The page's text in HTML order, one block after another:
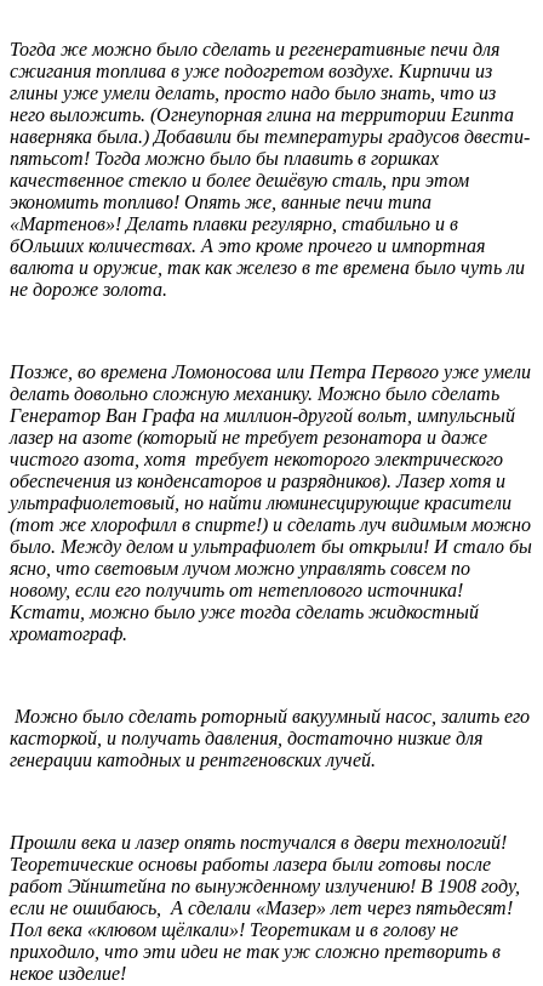
Тогда же можно было сделать и регенеративные печи для
сжигания топлива в уже подогретом воздухе. Кирпичи из
глины уже умели делать, просто надо было знать, что из
него выложить. (Огнеупорная глина на территории Египта
наверняка была.) Добавили бы температуры градусов двести-
пятьсот! Тогда можно было бы плавить в горшках
качественное стекло и более дешёвую сталь, при этом
экономить топливо! Опять же, ванные печи типа
«Мартенов»! Делать плавки регулярно, стабильно и в
бОльших количествах. А это кроме прочего и импортная
валюта и оружие, так как железо в те времена было чуть ли
не дороже золота.
Позже, во времена Ломоносова или Петра Первого уже умели
делать довольно сложную механику. Можно было сделать
Генератор Ван Графа на миллион-другой вольт, импульсный
лазер на азоте (который не требует резонатора и даже
чистого азота, хотя требует некоторого электрического
обеспечения из конденсаторов и разрядников). Лазер хотя и
ультрафиолетовый, но найти люминесцирующие красители
(тот же хлорофилл в спирте!) и сделать луч видимым можно
было. Между делом и ультрафиолет бы открыли! И стало бы
ясно, что световым лучом можно управлять совсем по
новому, если его получить от нетеплового источника!
Кстати, можно было уже тогда сделать жидкостный
хроматограф.
Можно было сделать роторный вакуумный насос, залить его
касторкой, и получать давления, достаточно низкие для
генерации катодных и рентгеновских лучей.
Прошли века и лазер опять постучался в двери технологий!
Теоретические основы работы лазера были готовы после
работ Эйнштейна по вынужденному излучению! В 1908 году,
если не ошибаюсь, А сделали «Мазер» лет через пятьдесят!
Пол века «клювом щёлкали»! Теоретикам и в голову не
приходило, что эти идеи не так уж сложно претворить в
некое изделие!